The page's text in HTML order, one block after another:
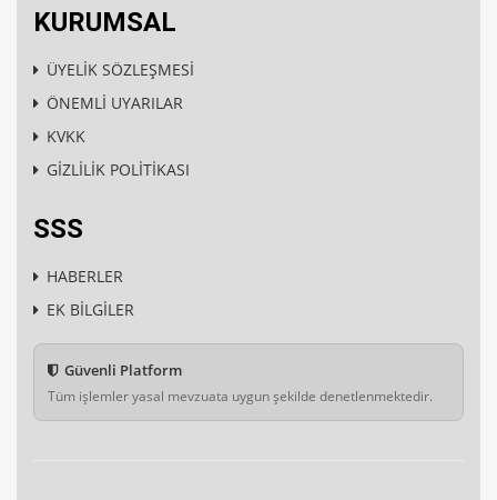
KURUMSAL
ÜYELİK SÖZLEŞMESİ
ÖNEMLİ UYARILAR
KVKK
GİZLİLİK POLİTİKASI
SSS
HABERLER
EK BİLGİLER
Güvenli Platform
Tüm işlemler yasal mevzuata uygun şekilde denetlenmektedir.